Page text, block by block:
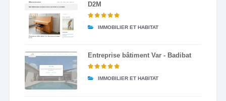
D2M
IMMOBILIER ET HABITAT
Entreprise bâtiment Var - Badibat
IMMOBILIER ET HABITAT